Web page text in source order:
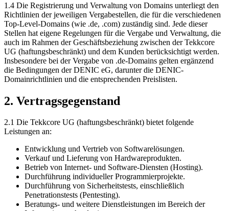
1.4 Die Registrierung und Verwaltung von Domains unterliegt den
Richtlinien der jeweiligen Vergabestellen, die für die verschiedenen
Top-Level-Domains (wie .de, .com) zuständig sind. Jede dieser
Stellen hat eigene Regelungen für die Vergabe und Verwaltung, die
auch im Rahmen der Geschäftsbeziehung zwischen der Tekkcore
UG (haftungsbeschränkt) und dem Kunden berücksichtigt werden.
Insbesondere bei der Vergabe von .de-Domains gelten ergänzend
die Bedingungen der DENIC eG, darunter die DENIC-
Domainrichtlinien und die entsprechenden Preislisten.
2. Vertragsgegenstand
2.1 Die Tekkcore UG (haftungsbeschränkt) bietet folgende
Leistungen an:
Entwicklung und Vertrieb von Softwarelösungen.
Verkauf und Lieferung von Hardwareprodukten.
Betrieb von Internet- und Software-Diensten (Hosting).
Durchführung individueller Programmierprojekte.
Durchführung von Sicherheitstests, einschließlich
Penetrationstests (Pentesting).
Beratungs- und weitere Dienstleistungen im Bereich der